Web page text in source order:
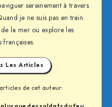
sereinement à travers
je ne suis pas en train
la mer ou explore les
françaises.
Les Articles
de cet auteur: